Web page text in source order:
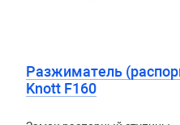
Разжиматель
Knott F160